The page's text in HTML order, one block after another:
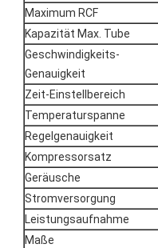
Maximum RCF
Kapazität Max. Tube
Geschwindigkeits-
Genauigkeit
Zeit-Einstellbereich
Temperaturspanne
Regelgenauigkeit
Kompressorsatz
Geräusche
Stromversorgung
Leistungsaufnahme
Maße